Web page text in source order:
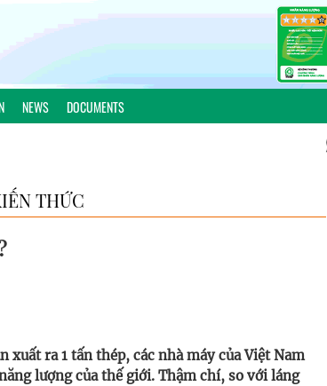
NEWS DOCUMENTS
THỨC
xuất ra 1 tấn thép, các nhà máy của Việt Nam
lượng của thế giới. Thậm chí, so với láng